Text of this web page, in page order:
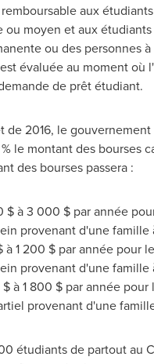
aux
ou moyen et aux
ou des personnes à
évaluée au moment où
de prêt étudiant.
de 2016, le
le montant des bourses
des bourses passera :
$ à 3 000 $ par année
provenant d'une famille
1 200 $ par année pour
provenant d'une famille
à 1 800 $ par année
provenant d'une
étudiants de partout au